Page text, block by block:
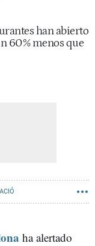
han abierto
60% menos que
ha alertado